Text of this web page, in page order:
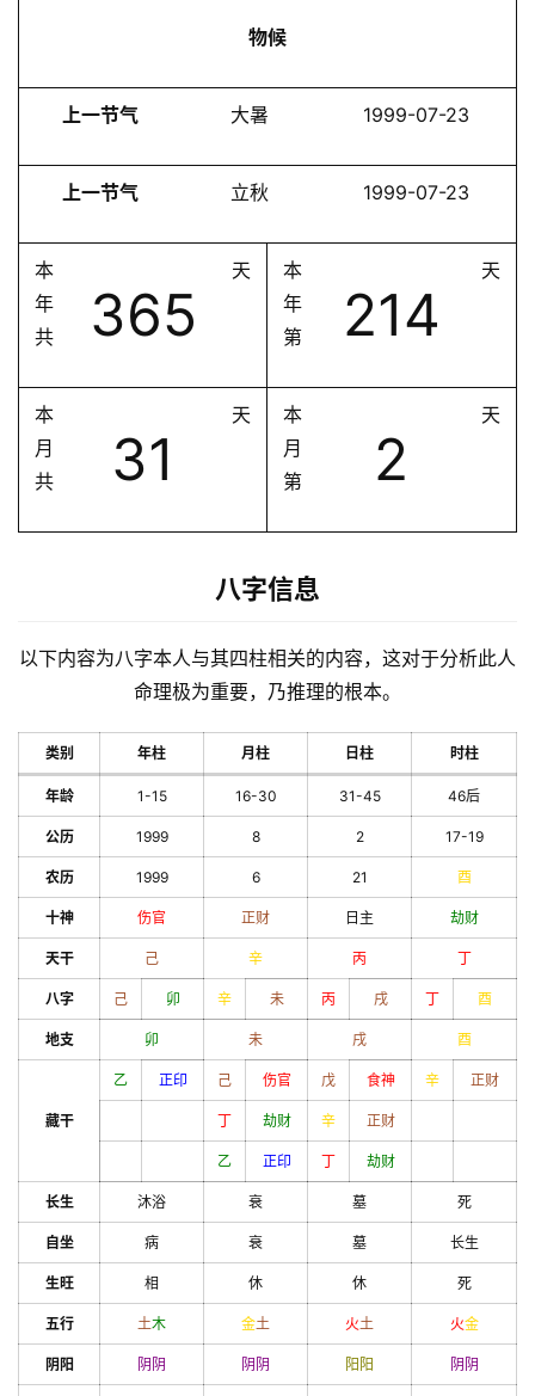
物候
上一节气 大暑 1999-07-23
上一节气 立秋 1999-07-23
本
年
共
365
天
本
年
第
214
天
本
月
共
31
天
本
月
第
2
天
八字信息
以下内容为八字本人与其四柱相关的内容，这对于分析此人
命理极为重要，乃推理的根本。
类别 年柱 月柱 日柱 时柱
年龄 1-15 16-30 31-45 46后
公历 1999 8 2 17-19
农历 1999 6 21 酉
十神 伤官 正财 日主 劫财
天干 己 辛 丙 丁
八字 己 卯 辛 未 丙 戌 丁 酉
地支 卯 未 戌 酉
藏干
乙 正印 己 伤官 戊 食神 辛 正财
丁 劫财 辛 正财
乙 正印 丁 劫财
长生 沐浴 衰 墓 死
自坐 病 衰 墓 长生
生旺 相 休 休 死
五行 土木 金土 火土 火金
阴阳 阴 阴 阴 阴 阳 阳 阴 阴